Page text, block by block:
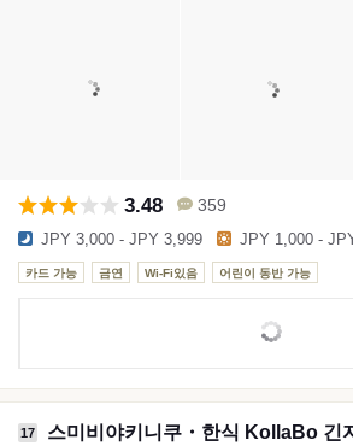
3.48 359
JPY 3,000 - JPY 3,999 JPY 1,000 -
카드 가능 금연 Wi-Fi있음 어린이 동반 가능
17 스미비야키니쿠・한식 KollaBo 긴